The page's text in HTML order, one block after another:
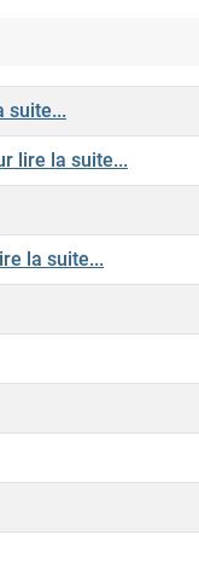
suite...
lire la suite...
la suite...